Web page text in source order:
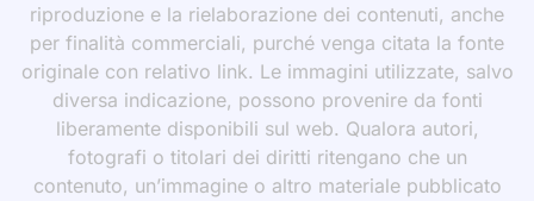
riproduzione e la rielaborazione dei contenuti, anche
per finalità commerciali, purché venga citata la fonte
originale con relativo link. Le immagini utilizzate, salvo
diversa indicazione, possono provenire da fonti
liberamente disponibili sul web. Qualora autori,
fotografi o titolari dei diritti ritengano che un
contenuto, un’immagine o altro materiale pubblicato